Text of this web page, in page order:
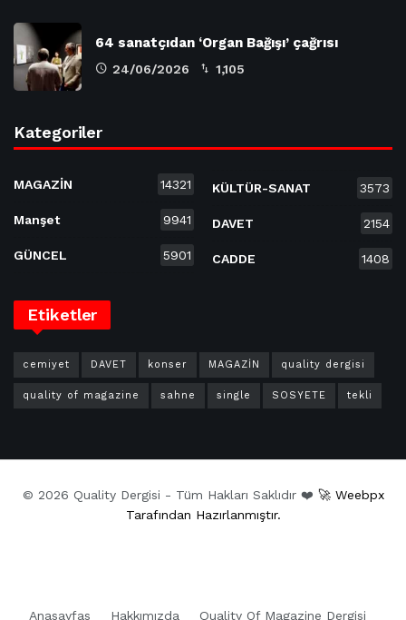
64 sanatçıdan ‘Organ Bağışı’ çağrısı
24/06/2026 1,105
Kategoriler
MAGAZİN 14321
Manşet 9941
GÜNCEL 5901
KÜLTÜR-SANAT 3573
DAVET 2154
CADDE 1408
Etiketler
cemiyet DAVET konser MAGAZİN quality dergisi
quality of magazine sahne single SOSYETE tekli
© 2026 Quality Dergisi - Tüm Hakları Saklıdır ❤️ 🚀 Weebpx
Tarafından Hazırlanmıştır.
Anasayfas Hakkımızda Quality Of Magazine Dergisi